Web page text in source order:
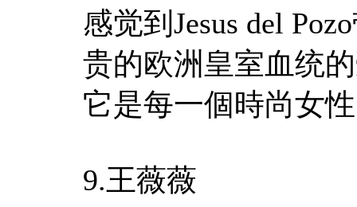
感觉到Jesus del
贵的欧洲皇室血统
它是每一個時尚女
9.王薇薇